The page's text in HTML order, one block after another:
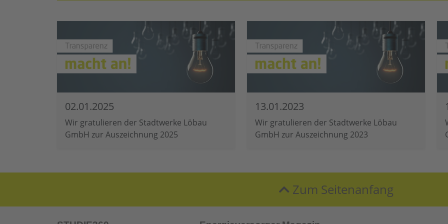
02.01.2025
Wir gratulieren der Stadtwerke Löbau
GmbH zur Auszeichnung 2025
13.01.2023
Wir gratulieren der Stadtwerke Löbau
GmbH zur Auszeichnung 2023
Zum Seitenanfang